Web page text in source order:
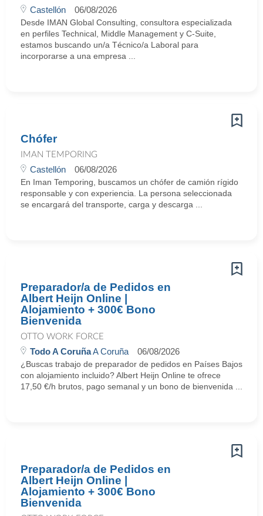
Castellón 06/08/2026
Desde IMAN Global Consulting, consultora especializada
en perfiles Technical, Middle Management y C-Suite,
estamos buscando un/a Técnico/a Laboral para
incorporarse a una empresa ...
Chófer
IMAN TEMPORING
Castellón 06/08/2026
En Iman Temporing, buscamos un chófer de camión rígido
responsable y con experiencia. La persona seleccionada
se encargará del transporte, carga y descarga ...
Preparador/a de Pedidos en
Albert Heijn Online |
Alojamiento + 300€ Bono
Bienvenida
OTTO WORK FORCE
Todo A CoruñaA Coruña 06/08/2026
¿Buscas trabajo de preparador de pedidos en Países Bajos
con alojamiento incluido? Albert Heijn Online te ofrece
17,50 €/h brutos, pago semanal y un bono de bienvenida ...
Preparador/a de Pedidos en
Albert Heijn Online |
Alojamiento + 300€ Bono
Bienvenida